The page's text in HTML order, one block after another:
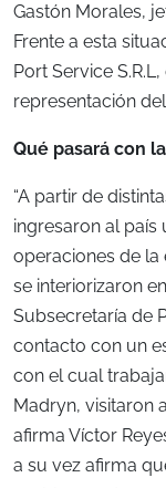
Gastón Morales,
Frente a esta
Port Service
representación
Qué pasará con
“A partir de
ingresaron al país
operaciones de la
se interiorizaron
Subsecretaría de
contacto con un
con el cual
Madryn, visitaron
afirma Víctor
a su vez afirma